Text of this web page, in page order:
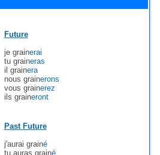
Future
je grainerai
tu graineras
il grainera
nous grainerons
vous grainerez
ils graineront
Past Future
j'aurai grainé
tu auras grainé